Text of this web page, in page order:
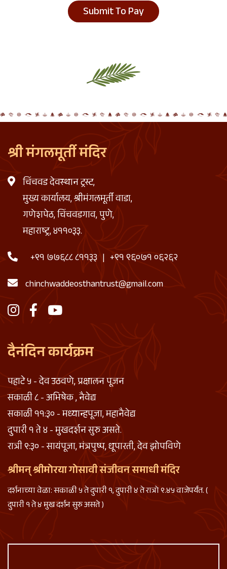
श्री मंगलमूर्ती मंदिर
चिंचवड देवस्थान ट्रस्ट,
मुख्य कार्यालय, श्रीमंगलमूर्ती वाडा,
गणेशपेठ, चिंचवडगाव, पुणे,
महाराष्ट्र, ४११०३३.
+९१ ७७६८८ ८११३३ | +९१ ९६०७१ ०६२६२
chinchwaddeosthantrust@gmail.com
दैनंदिन कार्यक्रम
पहाटे ५ - देव उठवणे, प्रक्षालन पूजन
सकाळी ८ - अभिषेक , नैवेद्य
सकाळी ११:३० - मध्यान्हपूजा, महानैवेद्य
दुपारी १ ते ४ - मुखदर्शन सुरु असते.
रात्री ९:३० - सायंपूजा, मंत्रपुष्प, धूपारती, देव झोपविणे
श्रीमन् श्रीमोरया गोसावी संजीवन समाधी मंदिर
दर्शनाच्या वेळा: सकाळी ५ ते दुपारी १, दुपारी ४ ते रात्रो ९.४५ वाजेपर्यंत. (
दुपारी १ ते ४ मुख दर्शन सुरु असते )